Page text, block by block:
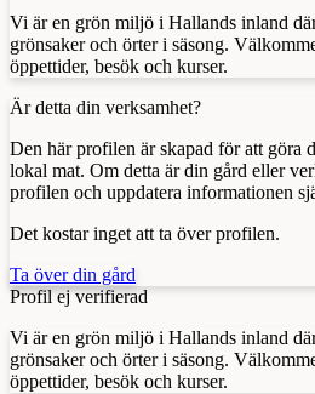
Vi är en grön miljö i Hallands inland
grönsaker och örter i säsong.
öppettider, besök och kurser.
Är detta din verksamhet?
Den här profilen är skapad för att göra
lokal mat. Om detta är din gård eller
profilen och uppdatera informationen
Det kostar inget att ta över profilen.
Ta över din gård
Profil ej verifierad
Vi är en grön miljö i Hallands inland
grönsaker och örter i säsong.
öppettider, besök och kurser.